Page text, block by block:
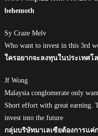
behemoth
Sy Craze Melv
Who want to invest in this 3rd
ใครอยากจะลงทุนในประเทศโ
Jf Wong
Malaysia conglomerate only
Short effort with great earning.
invest into the future
กลุ่มบริษัทมาเลเซียต้องการแ